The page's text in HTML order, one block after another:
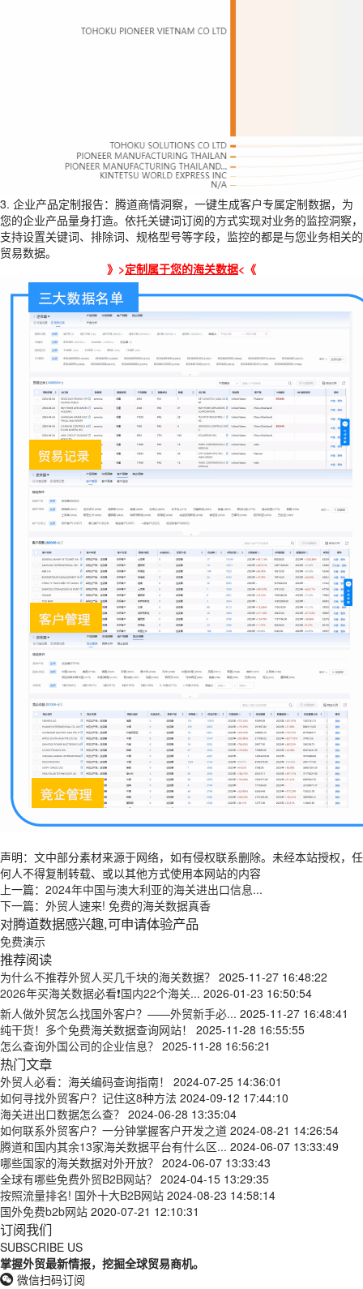
3. 企业产品定制报告：腾道商情洞察， 一键生成客户专属定制数据，为
您的企业产品量身打造。依托关键词订阅的方式实现对业务的监控洞察，
支持设置关键词、排除词、规格型号等字段，监控的都是与您业务相关的
贸易数据。
》>定制属于您的海关数据< 《
声明：文中部分素材来源于网络，如有侵权联系删除。未经本站授权，任
何人不得复制转载、或以其他方式使用本网站的内容
上一篇： 2024年中国与澳大利亚的海关进出口信息...
下一篇： 外贸人速来! 免费的海关数据真香
对腾道数据感兴趣,可申请体验产品
免费演示
推荐阅读
为什么不推荐外贸人买几千块的海关数据？ 2025-11-27 16:48:22
2026年买海关数据必看❗国内22个海关... 2026-01-23 16:50:54
新人做外贸怎么找国外客户？——外贸新手必... 2025-11-27 16:48:41
纯干货！多个免费海关数据查询网站！
2025-11-28 16:55:55
怎么查询外国公司的企业信息？ 2025-11-28 16:56:21
热门文章
外贸人必看：海关编码查询指南！
2024-07-25 14:36:01
如何寻找外贸客户？记住这8种方法 2024-09-12 17:44:10
海关进出口数据怎么查？ 2024-06-28 13:35:04
如何联系外贸客户？一分钟掌握客户开发之道 2024-08-21 14:26:54
腾道和国内其余13家海关数据平台有什么区... 2024-06-07 13:33:49
哪些国家的海关数据对外开放？ 2024-06-07 13:33:43
全球有哪些免费外贸B2B网站？ 2024-04-15 13:29:35
按照流量排名! 国外十大B2B网站 2024-08-23 14:58:14
国外免费b2b网站 2020-07-21 12:10:31
订阅我们
SUBSCRIBE US
掌握外贸最新情报，挖掘全球贸易商机。
微信扫码订阅